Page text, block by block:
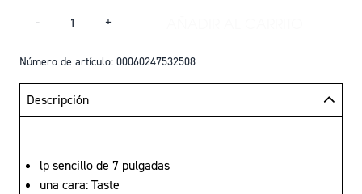
- +
Número de artículo: 00060247532508
Descripción
lp sencillo de 7 pulgadas
una cara: Taste